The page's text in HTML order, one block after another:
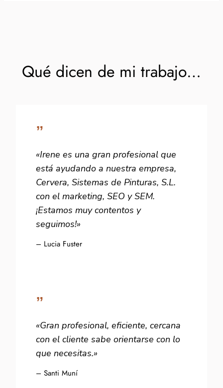
Qué dicen de mi trabajo…
”
«Irene es una gran profesional que
está ayudando a nuestra empresa,
Cervera, Sistemas de Pinturas, S.L.
con el marketing, SEO y SEM.
¡Estamos muy contentos y
seguimos!»
– Lucia Fuster
”
«Gran profesional, eficiente, cercana
con el cliente sabe orientarse con lo
que necesitas.»
– Santi Muní